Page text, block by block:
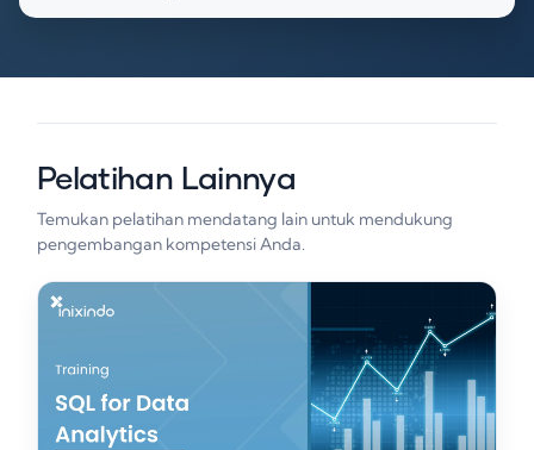
Pelatihan Lainnya
Temukan pelatihan mendatang lain untuk mendukung
pengembangan kompetensi Anda.